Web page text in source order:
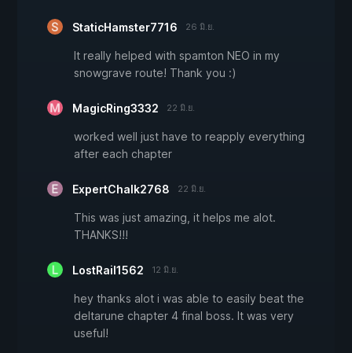
StaticHamster7716 26 มิ.ย.
It really helped with spamton NEO in my
snowgrave route! Thank you :)
MagicRing3332 22 มิ.ย.
worked well just have to reapply everything
after each chapter
ExpertChalk2768 22 มิ.ย.
This was just amazing, it helps me alot.
THANKS!!!
LostRail1562 12 มิ.ย.
hey thanks alot i was able to easily beat the
deltarune chapter 4 final boss. It was very
useful!